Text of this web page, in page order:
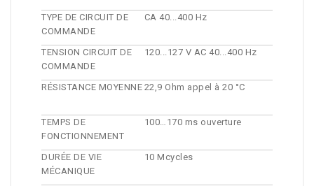
TYPE DE CIRCUIT DE
COMMANDE
CA 40...400 Hz
TENSION CIRCUIT DE
COMMANDE
120...127 V AC 40...400 Hz
RÉSISTANCE MOYENNE 22,9 Ohm appel à 20 °C
TEMPS DE
FONCTIONNEMENT
100…170 ms ouverture
DURÉE DE VIE
MÉCANIQUE
10 Mcycles